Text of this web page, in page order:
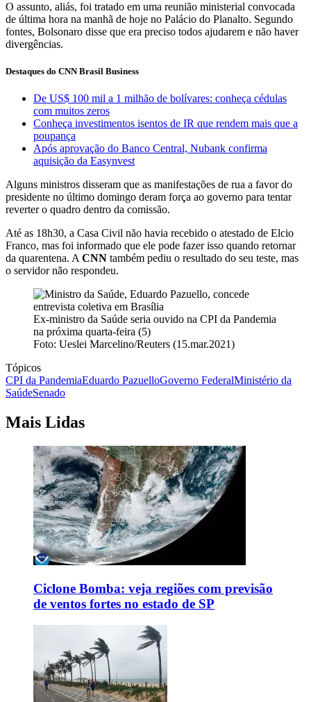
O assunto, aliás, foi tratado em uma reunião ministerial convocada
de última hora na manhã de hoje no Palácio do Planalto. Segundo
fontes, Bolsonaro disse que era preciso todos ajudarem e não haver
divergências.
Destaques do CNN Brasil Business
De US$ 100 mil a 1 milhão de bolívares: conheça cédulas
com muitos zeros
Conheça investimentos isentos de IR que rendem mais que a
poupança
Após aprovação do Banco Central, Nubank confirma
aquisição da Easynvest
Alguns ministros disseram que as manifestações de rua a favor do
presidente no último domingo deram força ao governo para tentar
reverter o quadro dentro da comissão.
Até as 18h30, a Casa Civil não havia recebido o atestado de Elcio
Franco, mas foi informado que ele pode fazer isso quando retornar
da quarentena. A CNN também pediu o resultado do seu teste, mas
o servidor não respondeu.
Ex-ministro da Saúde seria ouvido na CPI da Pandemia
na próxima quarta-feira (5)
Foto: Ueslei Marcelino/Reuters (15.mar.2021)
Tópicos
CPI da PandemiaEduardo PazuelloGoverno FederalMinistério da
SaúdeSenado
Mais Lidas
Ciclone Bomba: veja regiões com previsão
de ventos fortes no estado de SP